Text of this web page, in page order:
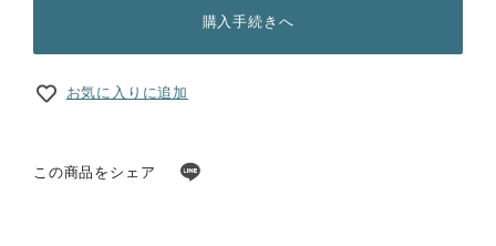
購入手続きへ
お気に入りに追加
この商品をシェア